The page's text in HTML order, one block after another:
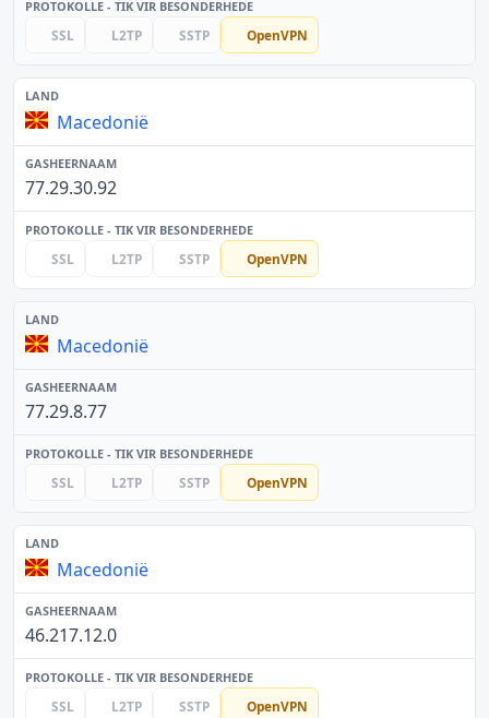
SSL L2TP SSTP OpenVPN
Macedonië
77.29.30.92
SSL L2TP SSTP OpenVPN
Macedonië
77.29.8.77
SSL L2TP SSTP OpenVPN
Macedonië
46.217.12.0
SSL L2TP SSTP OpenVPN